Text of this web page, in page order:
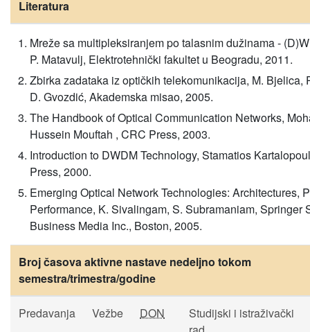
Literatura
Mreže sa multipleksiranjem po talasnim dužinama -
P. Matavulj, Elektrotehnički fakultet u Beogradu, 2011.
Zbirka zadataka iz optičkih telekomunikacija, M. Bjelica,
D. Gvozdić, Akademska misao, 2005.
The Handbook of Optical Communication Networks,
Hussein Mouftah , CRC Press, 2003.
Introduction to DWDM Technology, Stamatios
Press, 2000.
Emerging Optical Network Technologies: Architectures,
Performance, K. Sivalingam, S. Subramaniam, Springer
Business Media Inc., Boston, 2005.
Broj časova aktivne nastave nedeljno tokom
semestra/trimestra/godine
Predavanja Vežbe DON
Studijski i istraživački